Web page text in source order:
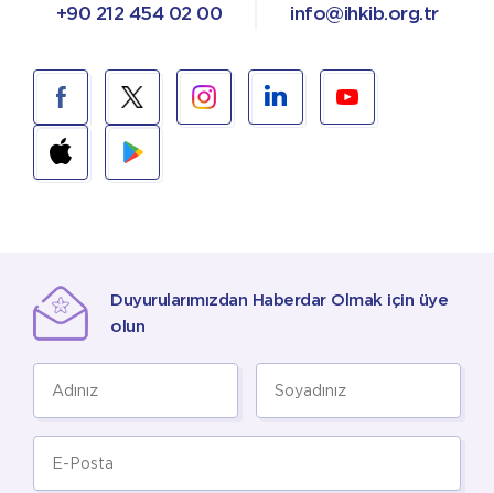
+90 212 454 02 00 info@ihkib.org.tr
Duyurularımızdan Haberdar Olmak için üye
olun